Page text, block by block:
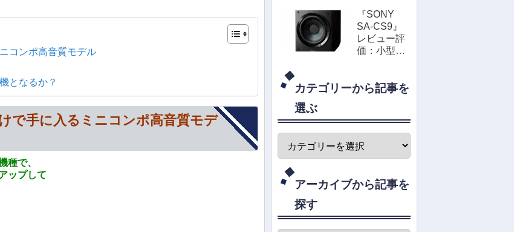
コンポ高音質モデル
となるか？
で手に入るミニコンポ高音質モデ
種で、
ップして
で鳴らすな
らUSB-
DACで簡単
に！
『SONY
SA-CS9』
レビュー評
価：小型ス
不足を補う
ァーの効果
は？
カテゴリーから記事を
選ぶ
アーカイブから記事を
探す